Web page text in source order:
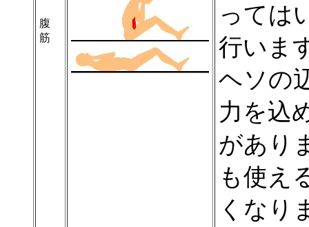
腹
筋
っては
行いま
ヘソの
力を込
があり
も使え
くなり